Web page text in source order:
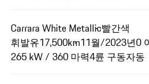
Carrara White Metallic빨간색
휘발유17,500km11월/2023년0
265 kW / 360 마력4륜 구동자동